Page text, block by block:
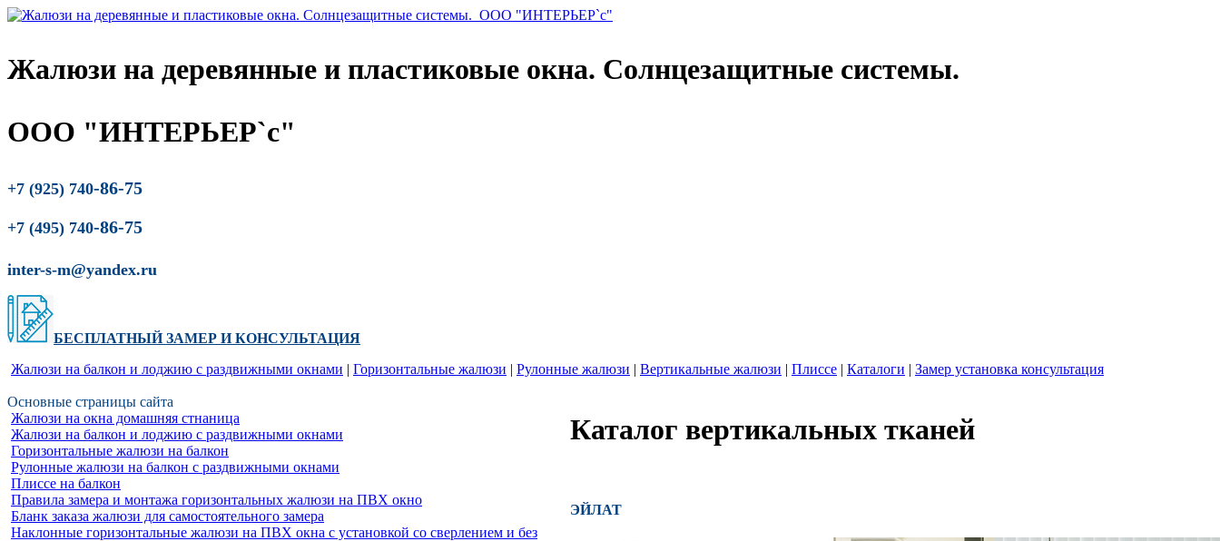
Жалюзи на деревянные и пластиковые окна. Солнцезащитные системы.
ООО "ИНТЕРЬЕР`с"
+7 (925) 740-86-75
+7 (495) 740-86-75
inter-s-m@yandex.ru
БЕСПЛАТНЫЙ ЗАМЕР ИКОНСУЛЬТАЦИЯ
Жалюзи на балкон и лоджию c раздвижными окнами | Горизонтальные жалюзи | Рулонные жалюзи | Вертикальные жалюзи | Плиссе | Каталоги | Замер установка консультация
Основные страницы сайта
Жалюзи на окна домашняя стнаница
Жалюзи на балкон и лоджию c раздвижными окнами
Горизонтальные жалюзи на балкон
Рулонные жалюзи на балкон с раздвижными окнами
Плиссе на балкон
Правила замера и монтажа горизонтальных жалюзи на ПВХ окно
Бланк заказа жалюзи для самостоятельного замера
Наклонные горизонтальные жалюзи на ПВХ окна с установкой со сверлением и без
Каталог вертикальных тканей
ЭЙЛАТ